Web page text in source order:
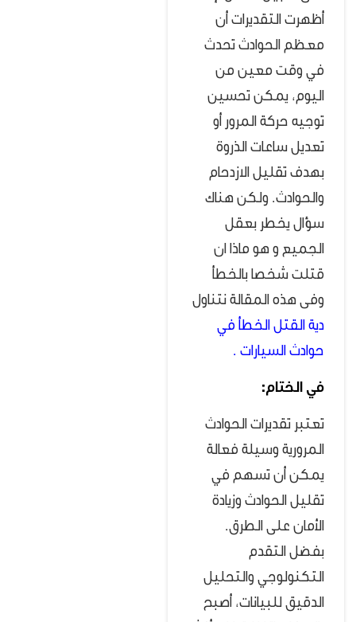
أظهرت التقديرات أن
معظم الحوادث تحدث
في وقت معين من
اليوم، يمكن تحسين
توجيه حركة المرور أو
تعديل ساعات الذروة
بهدف تقليل الازدحام
والحوادث. ولكن هناك
سؤال يخطر بعقل
الجميع و هو ماذا ان
قتلت شخصا بالخطأ
وفى هذه المقالة نتناول
دية القتل الخطأ في
حوادث السيارات .
في الختام:
تعتبر تقديرات الحوادث
المرورية وسيلة فعالة
يمكن أن تسهم في
تقليل الحوادث وزيادة
الأمان على الطرق.
بفضل التقدم
التكنولوجي والتحليل
الدقيق للبيانات، أصبح